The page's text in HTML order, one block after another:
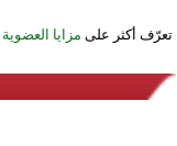
تعرّف أكثر على مزايا العضوية